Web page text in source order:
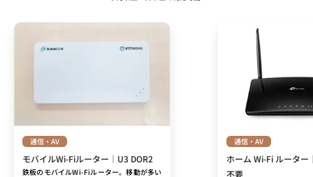
通信・AV
モバイルWi-Fiルーター｜U3 DOR2
鉄板のモバイルWi-Fiルーター。移動が多い
通信・AV
ホーム Wi-Fi ルータ
不要